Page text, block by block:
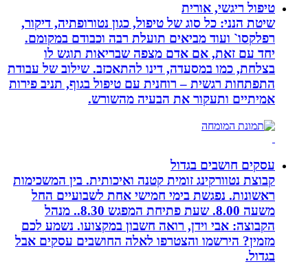
טיפול ריגשי, אורית
שיטת הנני: כל סוג של טיפול, כגון נטורופתיה, דיקור,
רפלקסו` ועוד מביאים תועלת רבה וכבודם במקומם.
יחד עם זאת, אם אדם מצפה שבריאות תוגש לו
בצלחת, כמו במסעדה, דינו להתאכזב. שילוב של עבודת
התפתחות רגשית – רוחנית עם טיפול בגוף, תניב פירות
אמיתיים ותעקור את הבעיה מהשורש.
עסקים חושבים בגדול
קבוצת נטוורקינג זומית קטנה ואיכותית. בין המשכימות
ראשונות. נפגשת בימי חמישי אחת לשבועיים החל
משעה 8.00. שעת פתיחת המפגש 8.30.. מנהל
הקבוצה: אבי וידן, רואה חשבון במקצועו. נשמע לכם
מזמין? הירשמו והצטרפו לאלה החושבים עסקים אבל
בגדול.